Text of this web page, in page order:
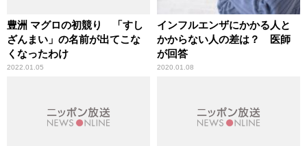
豊洲 マグロの初競り 「すし
ざんまい」の名前が出てこな
くなったわけ
2022.01.05
インフルエンザにかかる人と
かからない人の差は？ 医師
が回答
2020.01.08